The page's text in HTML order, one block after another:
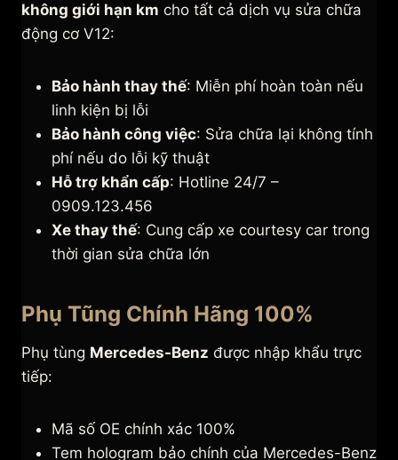
không giới hạn km cho tất cả dịch vụ sửa chữa
động cơ V12:
Bảo hành thay thế: Miễn phí hoàn toàn nếu
linh kiện bị lỗi
Bảo hành công việc: Sửa chữa lại không tính
phí nếu do lỗi kỹ thuật
Hỗ trợ khẩn cấp: Hotline 24/7 –
0909.123.456
Xe thay thế: Cung cấp xe courtesy car trong
thời gian sửa chữa lớn
Phụ Tũng Chính Hãng 100%
Phụ tùng Mercedes-Benz được nhập khẩu trực
tiếp:
Mã số OE chính xác 100%
Tem hologram bảo chính của Mercedes-Benz